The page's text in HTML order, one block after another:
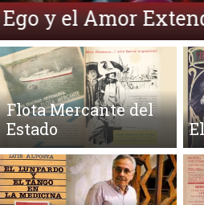
¿Qué es la Ecpatía?
Flota Mercante del
Estado